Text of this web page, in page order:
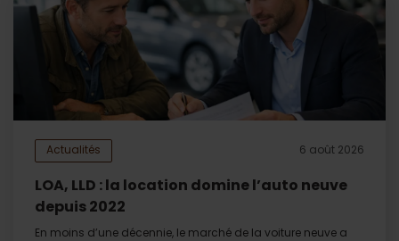
Actualités 6 août 2026
LOA, LLD : la location domine l’auto neuve
depuis 2022
En moins d’une décennie, le marché de la voiture neuve a